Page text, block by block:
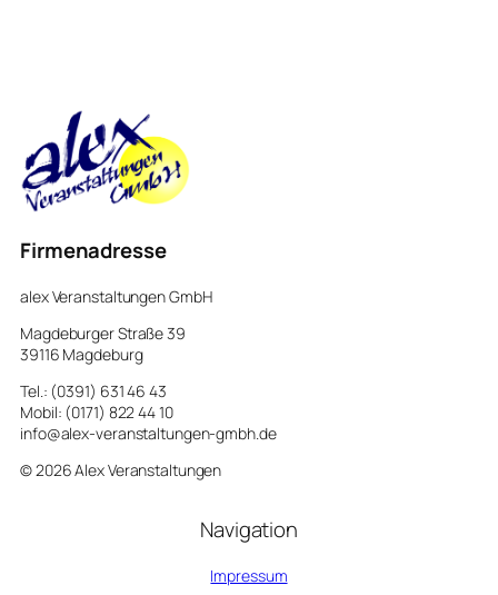
Firmenadresse
alex Veranstaltungen GmbH
Magdeburger Straße 39
39116 Magdeburg
Tel.: (0391) 631 46 43
Mobil: (0171) 822 44 10
info@alex-veranstaltungen-gmbh.de
© 2026 Alex Veranstaltungen
Navigation
Impressum